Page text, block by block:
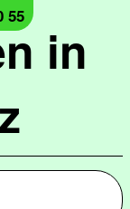
in
55